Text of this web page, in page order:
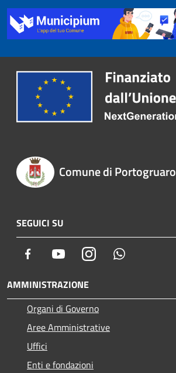
Comune di Portogruaro
SEGUICI SU
Facebook YoutubeInstagram
AMMINISTRAZIONE
Organi di Governo
Aree Amministrative
Uffici
Enti e fondazioni